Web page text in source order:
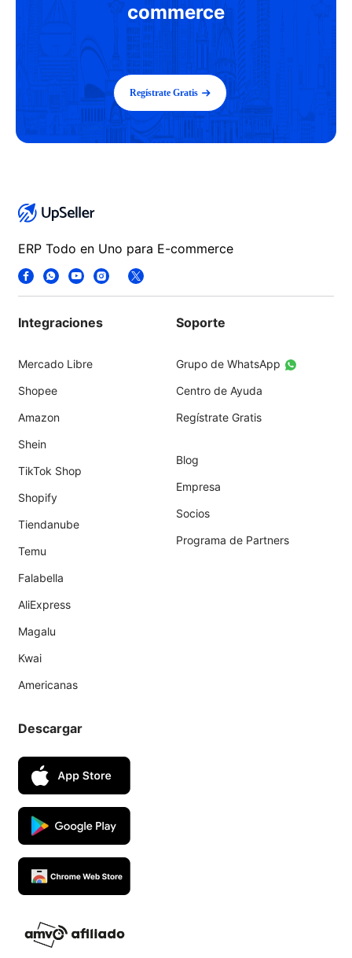
commerce
Regístrate Gratis
ERP Todo en Uno para E-commerce
Integraciones
Mercado Libre
Shopee
Amazon
Shein
TikTok Shop
Shopify
Tiendanube
Temu
Falabella
AliExpress
Magalu
Kwai
Americanas
Soporte
Grupo de WhatsApp
Centro de Ayuda
Regístrate Gratis
Blog
Empresa
Socios
Programa de Partners
Descargar